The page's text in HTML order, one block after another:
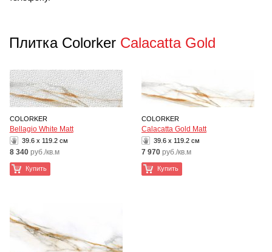
Плитка Colorker Calacatta Gold
COLORKER
Bellagio White Matt
39.6 x 119.2 см
8 340 руб./кв.м
Купить
COLORKER
Calacatta Gold Matt
39.6 x 119.2 см
7 970 руб./кв.м
Купить